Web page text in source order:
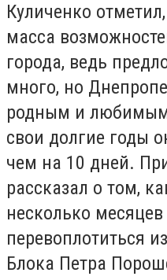
Куличенко
масса
города, ведь
много, но
родным и любимым
свои долгие годы
чем на 10 дней.
рассказал о том,
несколько
перевоплотиться
Блока Петра